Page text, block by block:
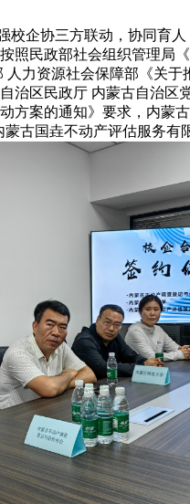
企协三方联动，协同育人
照民政部社会组织管理局
人力资源社会保障部《关
治区民政厅 内蒙古自治区
方案的通知》要求，内蒙
蒙古国垚不动产评估服务